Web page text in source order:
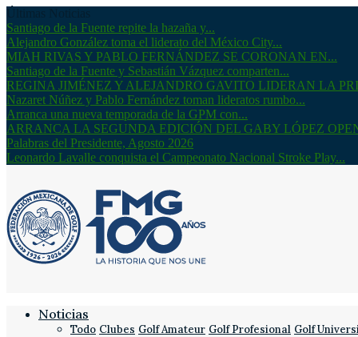
Santiago de la Fuente repite la hazaña y...
Alejandro González toma el liderato del México City...
MIAH RIVAS Y PABLO FERNÁNDEZ SE CORONAN EN...
Santiago de la Fuente y Sebastián Vázquez comparten...
REGINA JIMÉNEZ Y ALEJANDRO GAVITO LIDERAN LA
Nazaret Núñez y Pablo Fernández toman lideratos rumbo...
Arranca una nueva temporada de la GPM con...
ARRANCA LA SEGUNDA EDICIÓN DEL GABY LÓPEZ
Palabras del Presidente, Agosto 2026
Leonardo Lavalle conquista el Campeonato Nacional Stroke Play...
Noticias
Todo Clubes Golf Amateur Golf Profesional Golf